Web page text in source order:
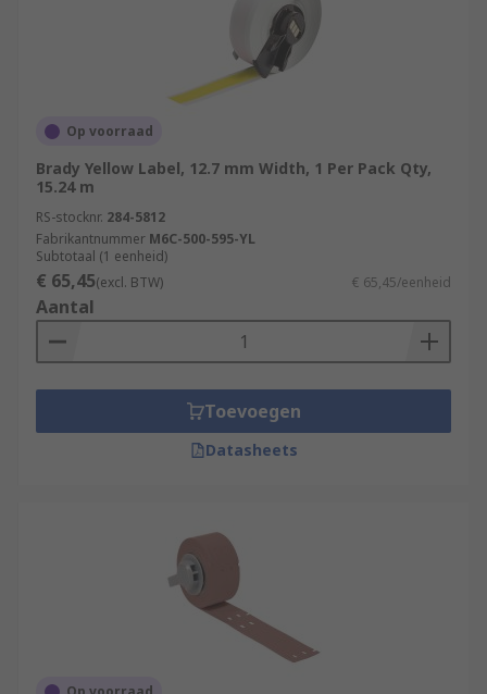
Op voorraad
Brady Yellow Label, 12.7 mm Width, 1 Per Pack Qty,
15.24 m
RS-stocknr. 284-5812
Fabrikantnummer M6C-500-595-YL
Subtotaal (1 eenheid)
€ 65,45(excl. BTW) € 65,45/eenheid
Aantal
Toevoegen
Datasheets